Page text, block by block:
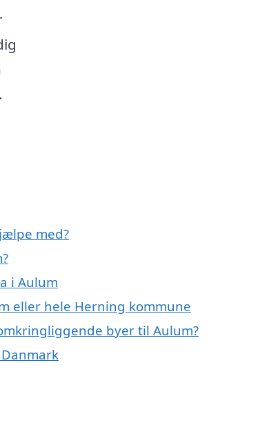
med?
i Aulum
eller hele Herning kommune
byer til Aulum?